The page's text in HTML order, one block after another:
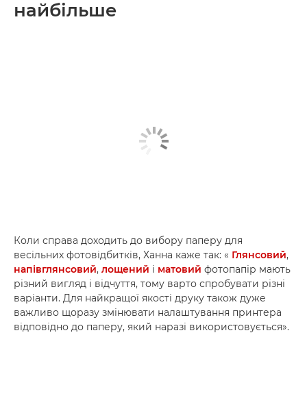
найбільше
Коли справа доходить до вибору паперу для
весільних фотовідбитків, Ханна каже так: « Глянсовий,
напівглянсовий, лощений і матовий фотопапір мають
різний вигляд і відчуття, тому варто спробувати різні
варіанти. Для найкращої якості друку також дуже
важливо щоразу змінювати налаштування принтера
відповідно до паперу, який наразі використовується».